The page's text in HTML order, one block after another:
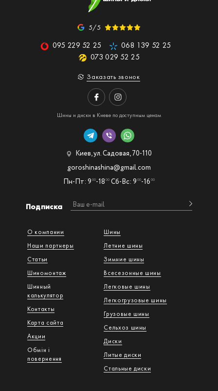
5/5
095 229 52 25
068 139 52 25
073 029 52 25
Заказать звонок
Шины и диски в Киеве по доступным ценам
О компании
Наши партнеры
Статьи
Шиномонтаж
Шинный
калькулятор
Контакты
Карта сайта
Акции
Обмін і
повернення
Шины
Летние шины
Зимние шины
Всесезонные шины
Легковые шины
Легкогрузовые шины
Грузовые шины
Сельхоз шины
Диски
Литые диски
Стальные диски
Подписка
Киев, ул. Садовая, 70-110
Пн-Пт: 9 00-18 00 Сб-Вс: 9 00-16 00
goroshinashina@gmail.com